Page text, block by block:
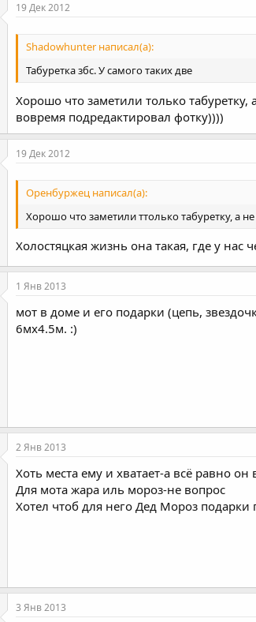
19 Дек 2012
Shadowhunter написал(а):
Табуретка збс. У самого таких две
Хорошо что заметили только табуретку,
вовремя подредактировал фотку))))
19 Дек 2012
Оренбуржец написал(а):
Хорошо что заметили ттолько табуретку, а
Холостяцкая жизнь она такая, где у нас
1 Янв 2013
мот в доме и его подарки (цепь,
6мх4.5м. :)
2 Янв 2013
Хоть места ему и хватает-а всё равно он
Для мота жара иль мороз-не вопрос
Хотел чтоб для него Дед Мороз
3 Янв 2013